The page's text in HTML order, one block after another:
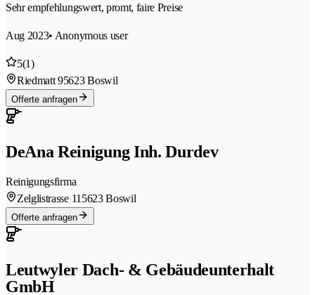
Sehr empfehlungswert, promt, faire Preise
Aug 2023• Anonymous user
5(1)
Riedmatt 95623 Boswil
Offerte anfragen
DeAna Reinigung Inh. Durdev
Reinigungsfirma
Zelglistrasse 115623 Boswil
Offerte anfragen
Leutwyler Dach- & Gebäudeunterhalt
GmbH